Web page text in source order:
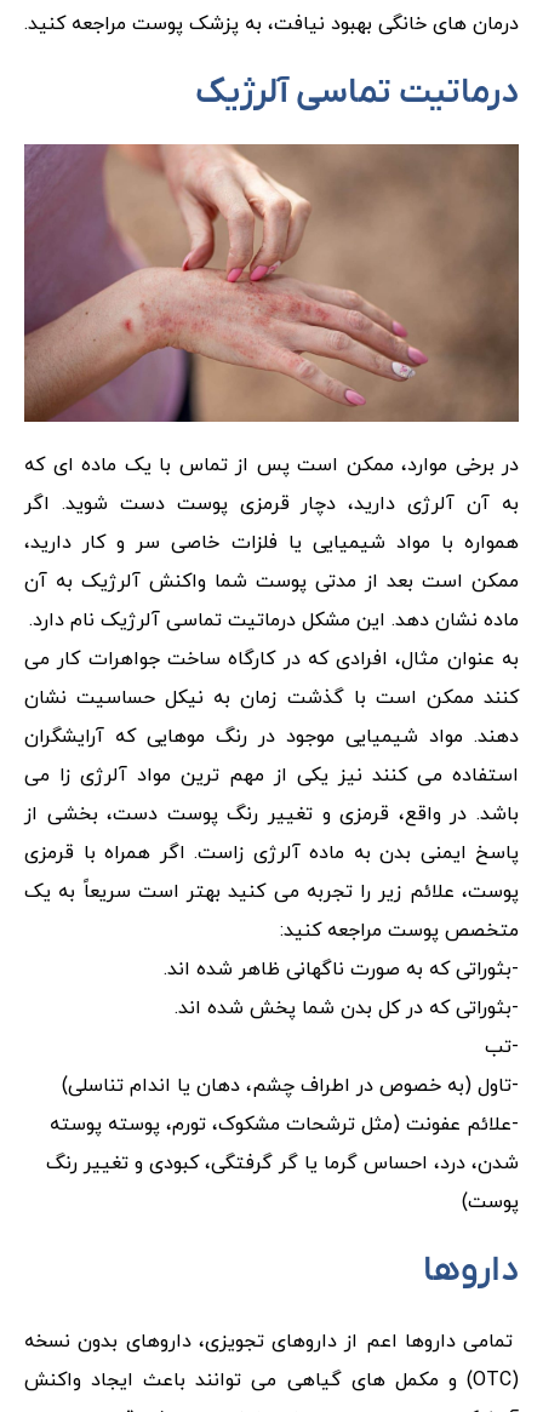
درمان های خانگی بهبود نیافت، به پزشک پوست مراجعه کنید.
درماتیت تماسی آلرژیک
در برخی موارد، ممکن است پس از تماس با یک ماده ای که
به آن آلرژی دارید، دچار قرمزی پوست دست شوید. اگر
همواره با مواد شیمیایی یا فلزات خاصی سر و کار دارید،
ممکن است بعد از مدتی پوست شما واکنش آلرژیک به آن
ماده نشان دهد. این مشکل درماتیت تماسی آلرژیک نام دارد.
به عنوان مثال، افرادی که در کارگاه ساخت جواهرات کار می
کنند ممکن است با گذشت زمان به نیکل حساسیت نشان
دهند. مواد شیمیایی موجود در رنگ موهایی که آرایشگران
استفاده می کنند نیز یکی از مهم ترین مواد آلرژی زا می
باشد. در واقع، قرمزی و تغییر رنگ پوست دست، بخشی از
پاسخ ایمنی بدن به ماده آلرژی زاست. اگر همراه با قرمزی
پوست، علائم زیر را تجربه می کنید بهتر است سریعاً به یک
متخصص پوست مراجعه کنید:
-بثوراتی که به صورت ناگهانی ظاهر شده اند.
-بثوراتی که در کل بدن شما پخش شده اند.
-تب
-تاول (به خصوص در اطراف چشم، دهان یا اندام تناسلی)
-علائم عفونت (مثل ترشحات مشکوک، تورم، پوسته پوسته
شدن، درد، احساس گرما یا گر گرفتگی، کبودی و تغییر رنگ
پوست)
داروها
تمامی داروها اعم از داروهای تجویزی، داروهای بدون نسخه
(OTC) و مکمل های گیاهی می توانند باعث ایجاد واکنش